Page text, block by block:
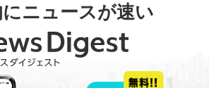
ニュースが速い